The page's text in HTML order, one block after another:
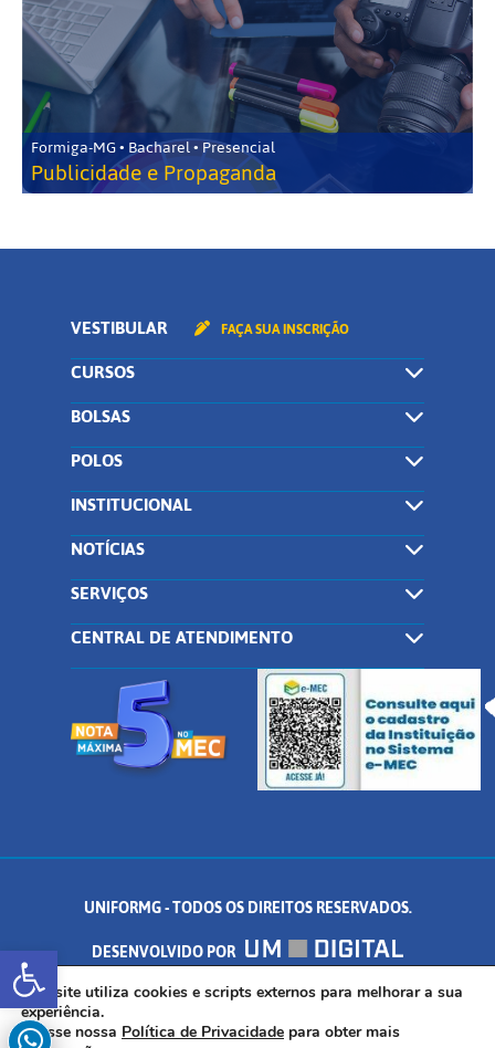
Abrir a barra de ferramentas
Formiga-MG • Bacharel • Presencial
Publicidade e Propaganda
VESTIBULAR FAÇA SUA INSCRIÇÃO
CURSOS
BOLSAS
POLOS
INSTITUCIONAL
NOTÍCIAS
SERVIÇOS
CENTRAL DE ATENDIMENTO
UNIFORMG - TODOS OS DIREITOS RESERVADOS.
DESENVOLVIDO POR
AV. DR. ARNALDO DE SENNA, 328 - PALMEIRAS, FORMIGA/MG - CEP:
35.574.530
Este site utiliza cookies e scripts externos para melhorar a sua
experiência.
Acesse nossa Política de Privacidade para obter mais